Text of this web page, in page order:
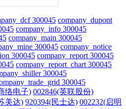
300045 company_dupont
company_info 300045
company_main 300045
300045 company_notice
300045 company_report 300045
company_report_chart 300045
300045
300045
络电子) 002846(英联股份)
美达) 920394(民士达) 002232(启明